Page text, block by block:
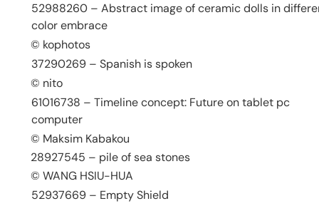
52988260 – Abstract image of ceramic dolls in
color embrace
© kophotos
37290269 – Spanish is spoken
© nito
61016738 – Timeline concept: Future on tablet pc
computer
© Maksim Kabakou
28927545 – pile of sea stones
© WANG HSIU-HUA
52937669 – Empty Shield